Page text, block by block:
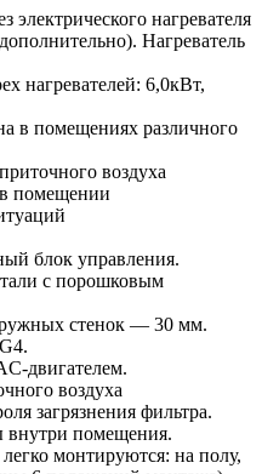
электрического нагревателя
Нагреватель
нагревателей: 6,0кВт,
в помещениях различного
воздуха
помещении
блок управления.
с порошковым
стенок — 30 мм.
двигателем.
воздуха
загрязнения фильтра.
внутри помещения.
монтируются: на полу,